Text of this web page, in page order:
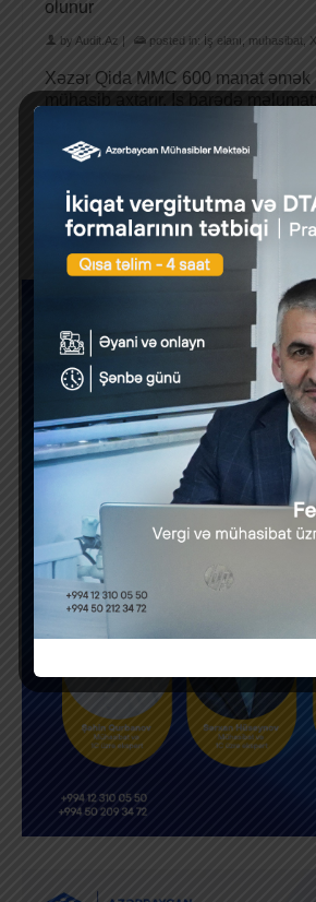
olunur
by Audit.Az | posted in: İş elanı muhasibat
Xəzər Qida MMC 600 manat əmək
dan 18:00-dək; İstirahət günü – …